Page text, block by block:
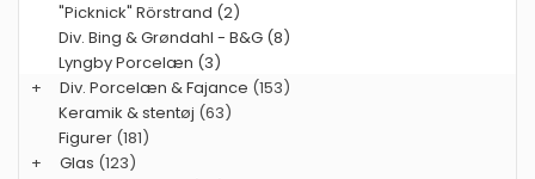
"Picknick" Rörstrand (2)
Div. Bing & Grøndahl - B&G (8)
Lyngby Porcelæn (3)
+
Div. Porcelæn & Fajance (153)
Keramik & stentøj (63)
Figurer (181)
+
Glas (123)